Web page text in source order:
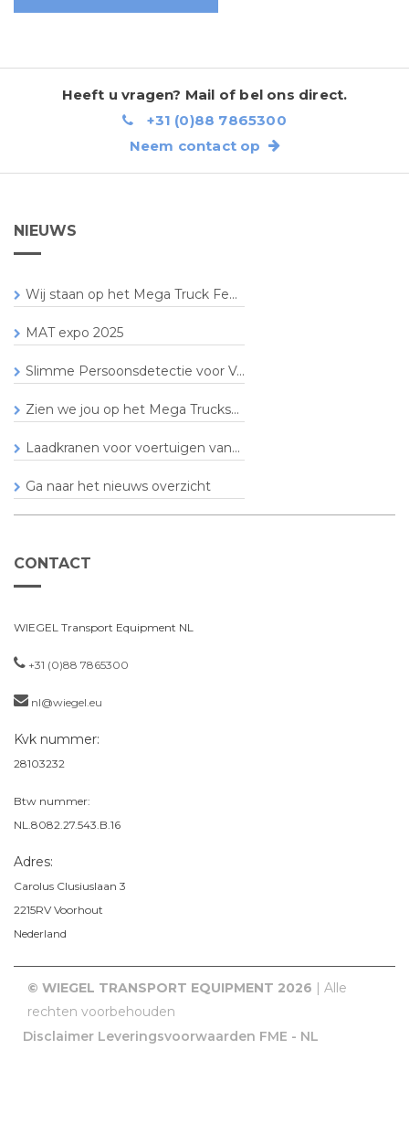
Heeft u vragen? Mail of bel ons direct.
+31 (0)88 7865300
Neem contact op
NIEUWS
Wij staan op het Mega Truck Fe...
MAT expo 2025
Slimme Persoonsdetectie voor V...
Zien we jou op het Mega Trucks...
Laadkranen voor voertuigen van...
Ga naar het nieuws overzicht
CONTACT
WIEGEL Transport Equipment NL
+31 (0)88 7865300
nl@wiegel.eu
Kvk nummer:
28103232
Btw nummer:
NL.8082.27.543.B.16
Adres:
Carolus Clusiuslaan 3
2215RVVoorhout
Nederland
© WIEGEL TRANSPORT EQUIPMENT 2026 | Alle
rechten voorbehouden
Disclaimer Leveringsvoorwaarden FME - NL